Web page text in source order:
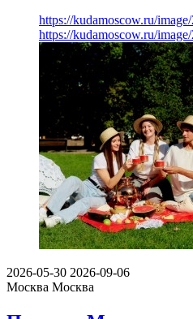
https://kudamoscow.ru/
https://kudamoscow.ru/
2026-05-30 2026-09-06
Москва Москва